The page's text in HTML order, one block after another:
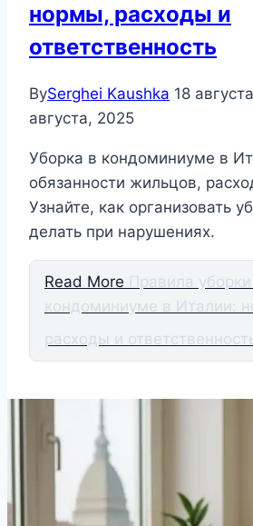
нормы, расходы и
ответственность
BySerghei Kaushka 18
августа, 2025
Уборка в кондоминиуме в
обязанности жильцов,
Узнайте, как организовать
делать при нарушениях.
Read More Правила уборки
кондоминиуме в Италии:
расходы и